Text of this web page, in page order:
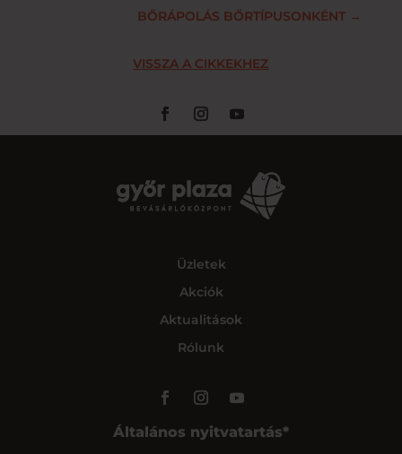
BŐRÁPOLÁS BŐRTÍPUSONKÉNT →
VISSZA A CIKKEKHEZ
Üzletek
Akciók
Aktualitások
Rólunk
Általános nyitvatartás*